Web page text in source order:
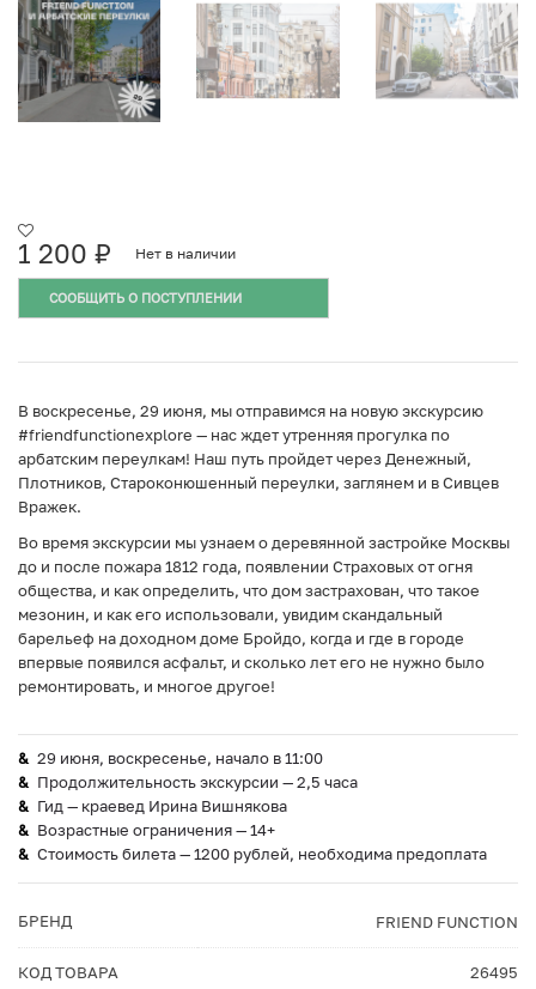
1 200 ₽ Нет в наличии
СООБЩИТЬ О ПОСТУПЛЕНИИ
В воскресенье, 29 июня, мы отправимся на новую экскурсию
#friendfunctionexplore — нас ждет утренняя прогулка по
арбатским переулкам! Наш путь пройдет через Денежный,
Плотников, Староконюшенный переулки, заглянем и в Сивцев
Вражек.
Во время экскурсии мы узнаем о деревянной застройке Москвы
до и после пожара 1812 года, появлении Страховых от огня
общества, и как определить, что дом застрахован, что такое
мезонин, и как его использовали, увидим скандальный
барельеф на доходном доме Бройдо, когда и где в городе
впервые появился асфальт, и сколько лет его не нужно было
ремонтировать, и многое другое!
29 июня, воскресенье, начало в 11:00
Продолжительность экскурсии — 2,5 часа
Гид — краевед Ирина Вишнякова
Возрастные ограничения — 14+
Стоимость билета — 1200 рублей, необходима предоплата
БРЕНД FRIEND FUNCTION
КОД ТОВАРА 26495